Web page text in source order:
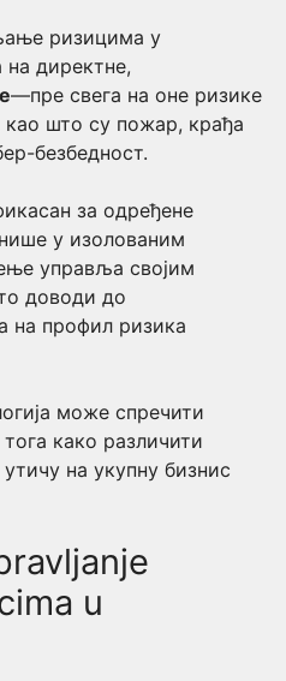
ризицима у
директне,
—пре свега на оне ризике
као што су пожар, крађа
безбедност.
за одређене
у изолованим
управља својим
доводи до
на профил ризика
може спречити
како различити
на укупну бизнис
u